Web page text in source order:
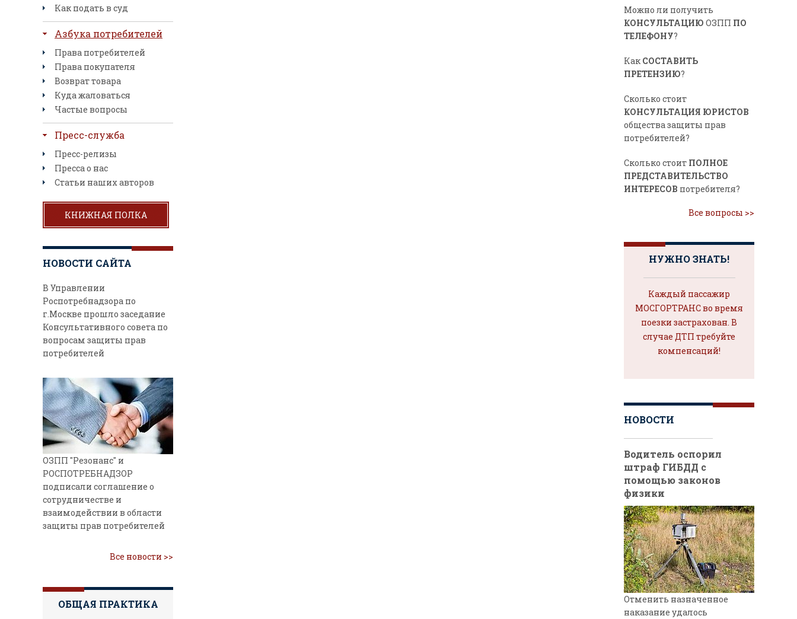
Как подать в суд
Азбука потребителей
Права потребителей
Права покупателя
Возврат товара
Куда жаловаться
Частые вопросы
Пресс-служба
Пресс-релизы
Пресса о нас
Статьи наших авторов
КНИЖНАЯ ПОЛКА
НОВОСТИ САЙТА
В Управлении
Роспотребнадзора по
г.Москве прошло заседание
Консультативного совета по
вопросам защиты прав
потребителей
ОЗПП "Резонанс" и
РОСПОТРЕБНАДЗОР
подписали соглашение о
сотрудничестве и
взаимодействии в области
защиты прав потребителей
Все новости >>
ОБЩАЯ ПРАКТИКА
Можно ли получить
КОНСУЛЬТАЦИЮ ОЗПП ПО
ТЕЛЕФОНУ?
Как СОСТАВИТЬ
ПРЕТЕНЗИЮ?
Сколько стоит
КОНСУЛЬТАЦИЯ ЮРИСТОВ
общества защиты прав
потребителей?
Сколько стоит ПОЛНОЕ
ПРЕДСТАВИТЕЛЬСТВО
ИНТЕРЕСОВ потребителя?
Все вопросы >>
НУЖНО ЗНАТЬ!
Каждый пассажир
МОСГОРТРАНС во время
поезки застрахован. В
случае ДТП требуйте
компенсаций!
НОВОСТИ
Водитель оспорил
штраф ГИБДД с
помощью законов
физики
Отменить назначенное
наказание удалось